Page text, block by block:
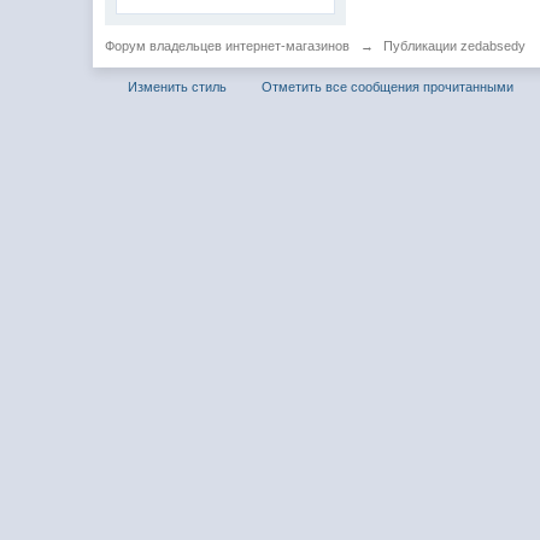
Форум владельцев интернет-магазинов → Публикации zedabsedy
Изменить стиль Отметить все сообщения прочитанными